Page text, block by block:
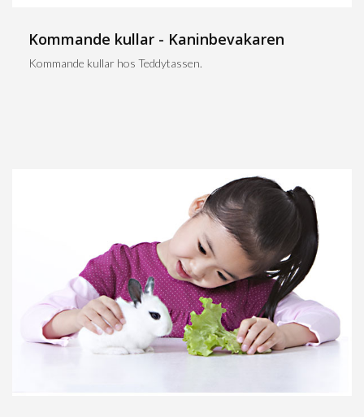
Kommande kullar - Kaninbevakaren
Kommande kullar hos Teddytassen.